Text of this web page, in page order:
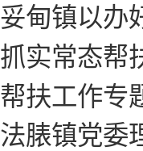
妥甸镇以办
抓实常态帮
帮扶工作专
法脿镇党委